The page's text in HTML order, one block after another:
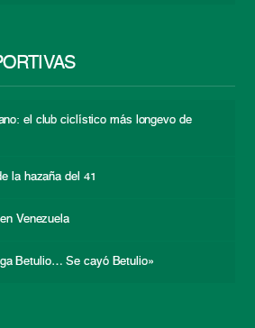
el club ciclístico más longevo de
la hazaña del 41
Venezuela
Betulio… Se cayó Betulio»